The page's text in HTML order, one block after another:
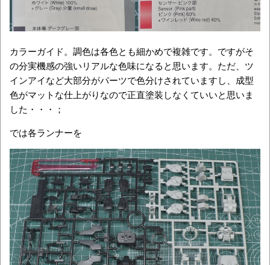
カラーガイド。調色は各色とも細かめで複雑です。ですがそ
の分実機感の強いリアルな色味になると思います。ただ、ツ
インアイなど大部分がパーツで色分けされていますし、成型
色がマットな仕上がりなので正直塗装しなくていいと思いま
した・・・；
では各ランナーを